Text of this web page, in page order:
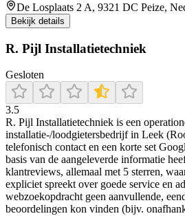
De Losplaats 2 A, 9321 DC Peize,
Bekijk details
R. Pijl Installatietechniek
Gesloten
3.5
R. Pijl Installatietechniek is een
installatie-/loodgietersbedrijf in Leek
telefonisch contact en een korte set
basis van de aangeleverde informatie
klantreviews, allemaal met 5 sterren,
expliciet spreekt over goede service en
webzoekopdracht geen aanvullende,
beoordelingen kon vinden (bijv.